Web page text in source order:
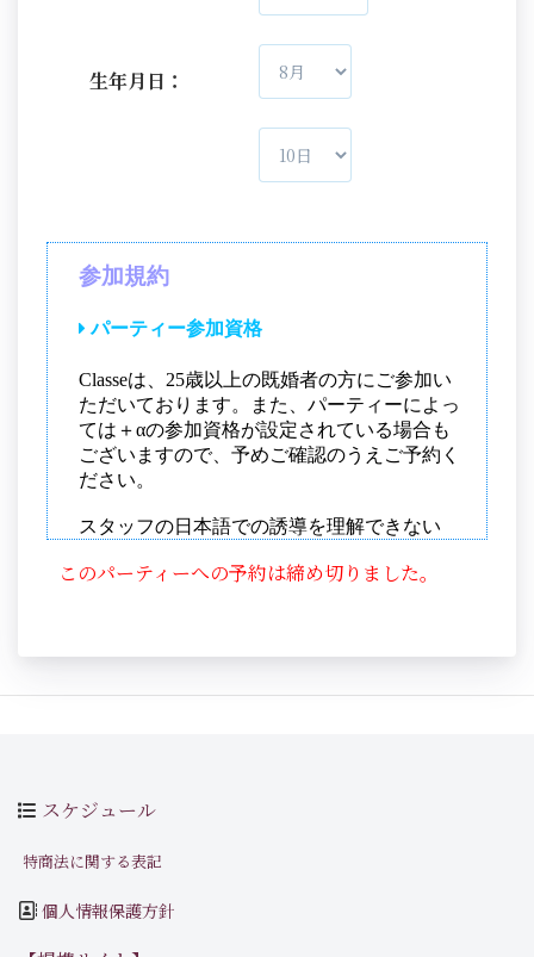
生年月日：
このパーティーへの予約は締め切りました。
スケジュール
特商法に関する表記
個人情報保護方針